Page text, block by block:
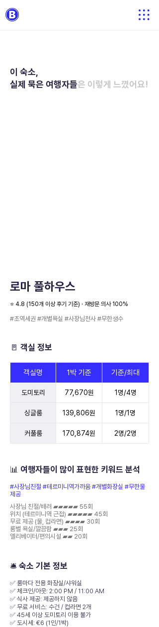
이 숙소,
실제 묵은 여행자들은 이렇게 느꼈어요!
로마 풀하우스
⭐️ 4.8 (150개 이상 후기 기준) · 재방문 의사 100%
#초역세권 #개별욕실 #사장님천사 #무한생수
🚪 객실 정보
객실명 1박 기준 기준/최대
도미토리 77,670원 1명/4명
싱글룸 139,806원 1명/1명
커풀룸 170,874원 2명/2명
📊 여행자들이 많이 표현한 키워드 분석
#사장님친절 #테르미니역가까움 #개별화장실 #무한물
제공
사장님 친절/배려 ▰▰▰▰▰ 55회
위치 (테르미니역 근접) ▰▰▰▰▰ 45회
무료 제공 (물, 컵라면) ▰▰▰▰ 30회
룸별 욕실/깔끔함 ▰▰▰ 25회
엘리베이터/편의시설 ▰▰ 20회
🛎️ 숙소 기본 정보
✅ 룸마다 전용 화장실/샤워실
✅ 체크인/아웃: 2:00 PM / 11:00 AM
✅ 식사 제공: 제공하지 않음
✅ 무료 서비스: 수건 / 컵라면 2개
✅ 45세 이상 도미토리 이용 불가
✅ 도시세: €6 (1인/1박)